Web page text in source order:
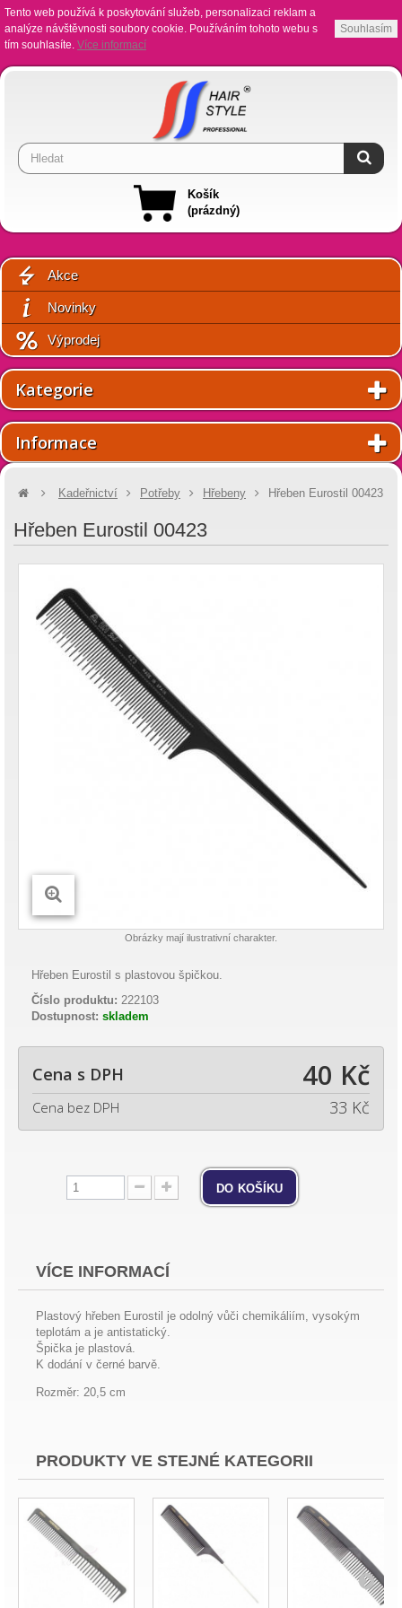
Tento web používá k poskytování služeb, personalizaci reklam a
analýze návštěvnosti soubory cookie. Používáním tohoto webu s
tím souhlasíte. Více informací
Souhlasím
Košík
(prázdný)
Akce
Novinky
Výprodej
Kategorie
Informace
Kadeřnictví Potřeby Hřebeny Hřeben Eurostil 00423
Hřeben Eurostil 00423
Obrázky mají ilustrativní charakter.
Hřeben Eurostil s plastovou špičkou.
Číslo produktu: 222103
Dostupnost: skladem
Cena s DPH 40 Kč
Cena bez DPH 33 Kč
do košíku
VÍCE INFORMACÍ
Plastový hřeben Eurostil je odolný vůči chemikáliím, vysokým
teplotám a je antistatický.
Špička je plastová.
K dodání v černé barvě.
Rozměr: 20,5 cm
PRODUKTY VE STEJNÉ KATEGORII